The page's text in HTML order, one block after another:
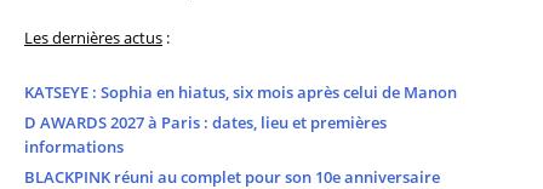
Les dernières actus :
KATSEYE : Sophia en hiatus, six mois après celui de Manon
D AWARDS 2027 à Paris : dates, lieu et premières
informations
BLACKPINK réuni au complet pour son 10e anniversaire